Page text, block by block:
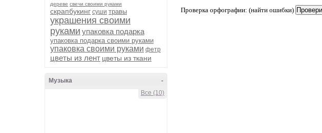
дереве свечи своими руками
скрапбукинг суши травы
украшения своими
руками упаковка подарка
упаковка подарка своими руками
упаковка своими руками фетр
цветы из лент цветы из ткани
-
Музыка
Все (10)
Проверка орфографии: (найти ошибки)